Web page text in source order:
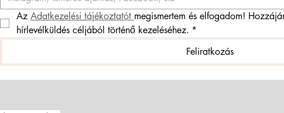
Az Adatkezelési tájékoztatót megismertem és elfogadom!
hírlevélküldés céljából történő kezeléséhez. *
Feliratkozás